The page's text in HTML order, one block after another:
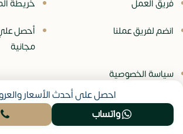
فريق العمل
خريطة
انضم لفريق عملنا
أحصل
مجانية
سياسة الخصوصية
© جميع الحقوق محفوظة -موقع
احصل على أحدث الأسعار
واتساب